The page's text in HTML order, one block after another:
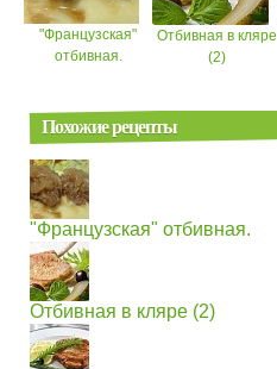
"Французская"
отбивная.
Отбивная в кляре
(2)
Похожие рецепты
"Французская" отбивная.
Отбивная в кляре (2)